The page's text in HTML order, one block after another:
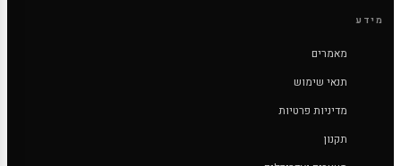
מידע
מאמרים
תנאי שימוש
מדיניות פרטיות
תקנון